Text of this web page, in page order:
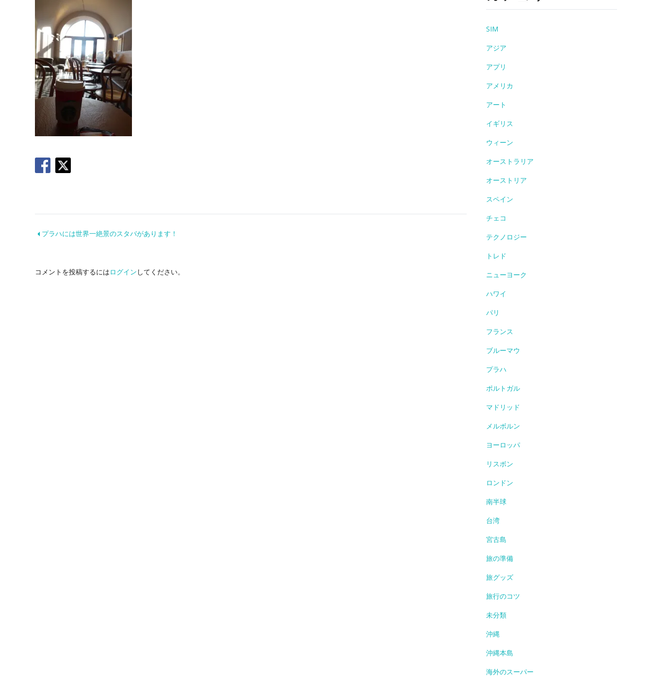
プラハには世界一絶景のスタバがあります！
コメントを投稿するにはログイン してください。
SIM
アジア
アプリ
アメリカ
アート
イギリス
ウィーン
オーストラリア
オーストリア
スペイン
チェコ
テクノロジー
トレド
ニューヨーク
ハワイ
パリ
フランス
ブルーマウ
プラハ
ポルトガル
マドリッド
メルボルン
ヨーロッパ
リスボン
ロンドン
南半球
台湾
宮古島
旅の準備
旅グッズ
旅行のコツ
未分類
沖縄
沖縄本島
海外のスーパー